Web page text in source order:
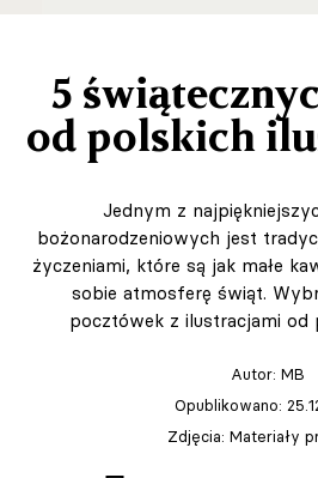
5
od polskich
Jednym z
bożonarodzeniowych jest
życzeniami, które są jak małe
sobie atmosferę świąt.
pocztówek z ilustracjami od
Autor: MB
Opublikowano:
Zdjęcia: Materiały